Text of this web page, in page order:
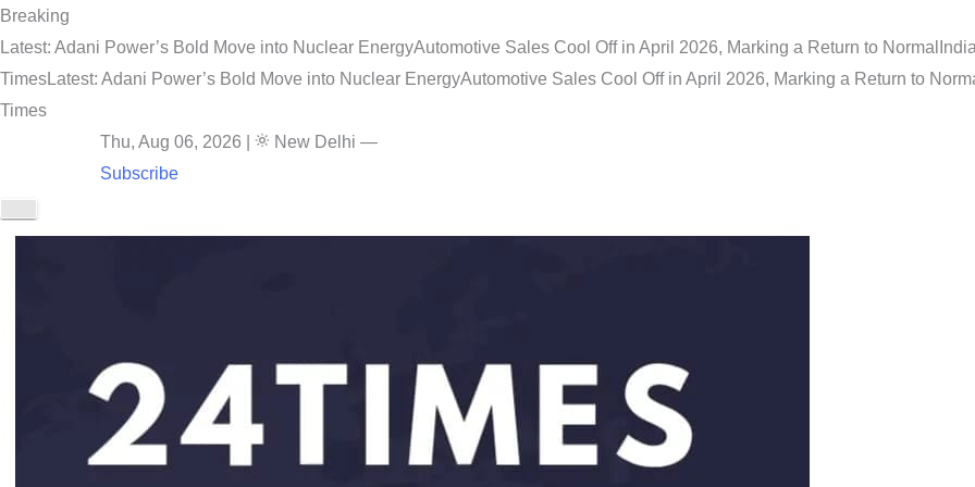
Breaking
Latest: Adani Power’s Bold Move into Nuclear EnergyAutomotive Sales Cool Off in April 2026, Marking a Return to Normal
TimesLatest: Adani Power’s Bold Move into Nuclear EnergyAutomotive Sales Cool Off in April 2026, Marking a Return to
Times
Thu, Aug 06, 2026
New Delhi —
Subscribe